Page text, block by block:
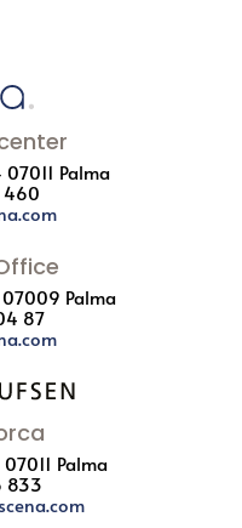
07011 Palma
460
Palma
87
Palma
833